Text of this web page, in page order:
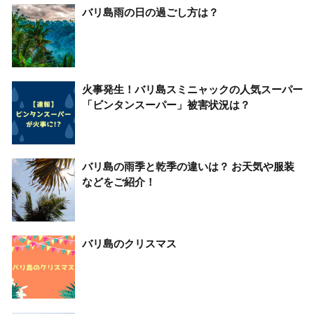
バリ島雨の日の過ごし方は？
火事発生！バリ島スミニャックの人気スーパー
「ビンタンスーパー」被害状況は？
バリ島の雨季と乾季の違いは？ お天気や服装
などをご紹介！
バリ島のクリスマス